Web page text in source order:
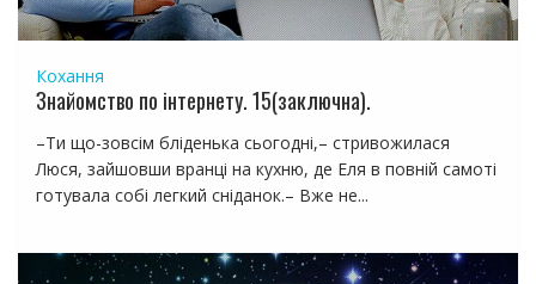
Кохання
Знайомство по інтернету. 15(заключна).
–Ти що-зовсім бліденька сьогодні,– стривожилася
Люся, зайшовши вранці на кухню, де Еля в повній самоті
готувала собі легкий сніданок.– Вже не...